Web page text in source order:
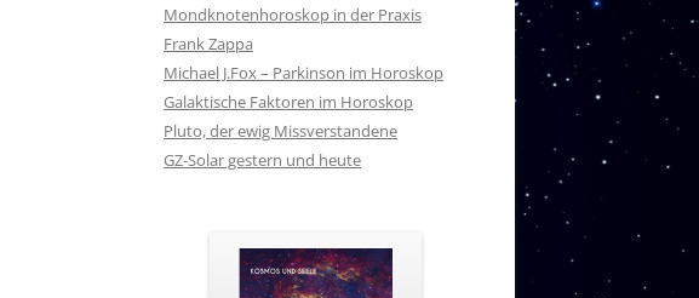
Mondknotenhoroskop in der Praxis
Frank Zappa
Michael J.Fox – Parkinson im Horoskop
Galaktische Faktoren im Horoskop
Pluto, der ewig Missverstandene
GZ-Solar gestern und heute